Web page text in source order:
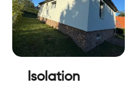
Isolation